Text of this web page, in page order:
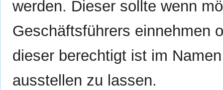
werden. Dieser sollte wenn
Geschäftsführers einnehmen
dieser berechtigt ist im
ausstellen zu lassen.